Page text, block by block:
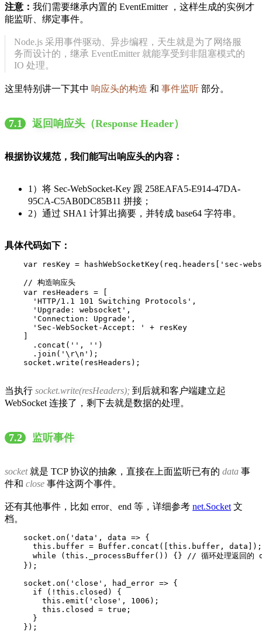
注意： 我们需要继承内置的 EventEmitter ，这样生成的实例才
能监听、绑定事件。
Node.js 采用事件驱动、异步编程，天生就是为了网络服
务而设计的，继承 EventEmitter 就能享受到非阻塞模式的
IO 处理。
这里特别讲一下其中 响应头的构造 和 事件监听 部分。
7.1 返回响应头（Response Header）
根据协议规范，我们能写出响应头的内容：
1）将 Sec-WebSocket-Key 跟 258EAFA5-E914-47DA-
95CA-C5AB0DC85B11 拼接；
2）通过 SHA1 计算出摘要，并转成 base64 字符串。
具体代码如下：
var resKey = hashWebSocketKey(req.headers['sec-
    // 构造响应头
    var resHeaders = [
      'HTTP/1.1 101 Switching Protocols',
      'Upgrade: websocket',
      'Connection: Upgrade',
      'Sec-WebSocket-Accept: ' + resKey
      .concat('', '')
      .join('\r\n');
    socket.write(resHeaders);
当执行 socket.write(resHeaders); 到后就和客户端建立起
WebSocket 连接了，剩下去就是数据的处理。
7.2 监听事件
socket就是 TCP 协议的抽象，直接在上面监听已有的 data 事
件和 close 事件这两个事件。
还有其他事件，比如 error、end 等，详细参考 net.Socket 文
档。
    socket.on('data', data => {
      this.buffer = Buffer.concat([this.buffer, data]);
while (this._processBuffer()) {} // 循环处理返回的
    });
    socket.on('close', had_error => {
      if (!this.closed) {
        this.emit('close', 1006);
        this.closed = true;
      }
    });